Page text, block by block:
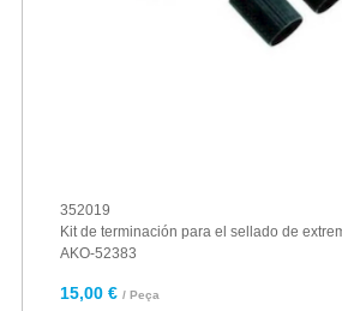
352019
Kit de terminación para el sellado de
AKO-52383
15,00 € / Peça